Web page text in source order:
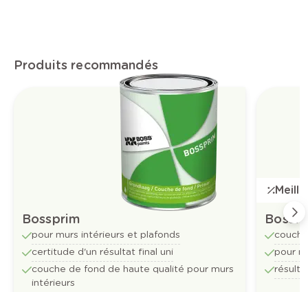
Produits recommandés
Bossprim
pour murs intérieurs et plafonds
certitude d'un résultat final uni
couche de fond de haute qualité pour murs
intérieurs
pour